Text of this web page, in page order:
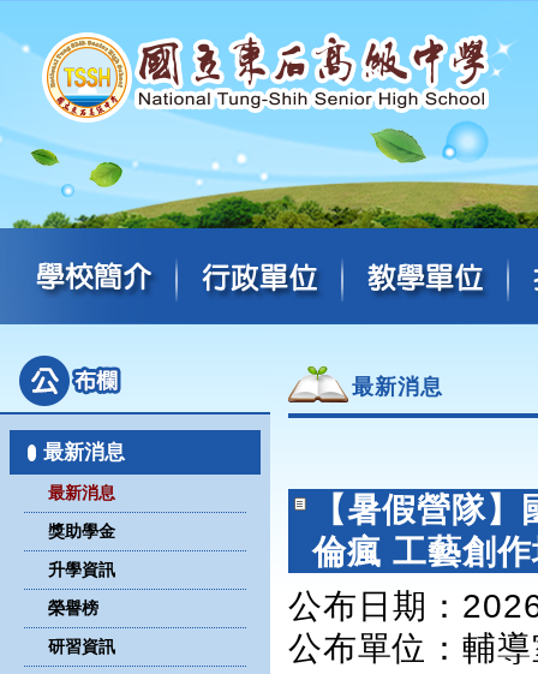
最新消息
最新消息
獎助學金
升學資訊
榮譽榜
研習資訊
最新消息
【暑假營隊
倫瘋 工藝創
公布日期：
公布單位 ：輔